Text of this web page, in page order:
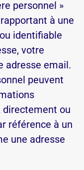
personnel »
à une
identifiable
votre
adresse email.
peuvent
ou
référence à un
une adresse